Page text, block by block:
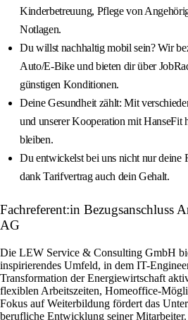
Kinderbetreuung, Pflege von
Notlagen.
Du willst nachhaltig mobil sein? Wir
Auto/E-Bike und bieten dir über
günstigen Konditionen.
Deine Gesundheit zählt: Mit
und unserer Kooperation mit HanseFit
bleiben.
Du entwickelst bei uns nicht nur deine
dank Tarifvertrag auch dein Gehalt.
Fachreferent:in Bezugsanschluss
AG
Die LEW Service & Consulting GmbH
inspirierendes Umfeld, in dem IT-
Transformation der Energiewirtschaft
flexiblen Arbeitszeiten, Homeoffice-
Fokus auf Weiterbildung fördert das
berufliche Entwicklung seiner